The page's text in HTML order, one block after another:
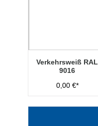
Verkehrsweiß RAL
9016
0,00 €*